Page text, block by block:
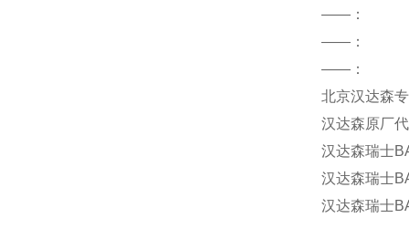
——：
——：
——：
北京汉达森
汉达森原厂
汉达森瑞士
汉达森瑞士
汉达森瑞士